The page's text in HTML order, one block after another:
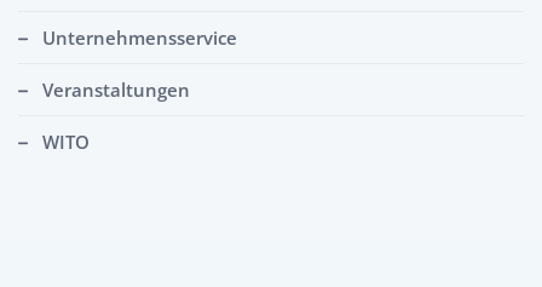
Unternehmensservice
Veranstaltungen
WITO